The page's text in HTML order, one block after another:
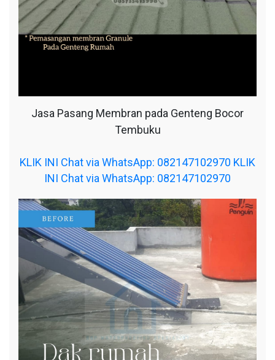
Jasa Pasang Membran pada Genteng Bocor
Tembuku
KLIK INI Chat via WhatsApp: 082147102970 KLIK
INI Chat via WhatsApp: 082147102970